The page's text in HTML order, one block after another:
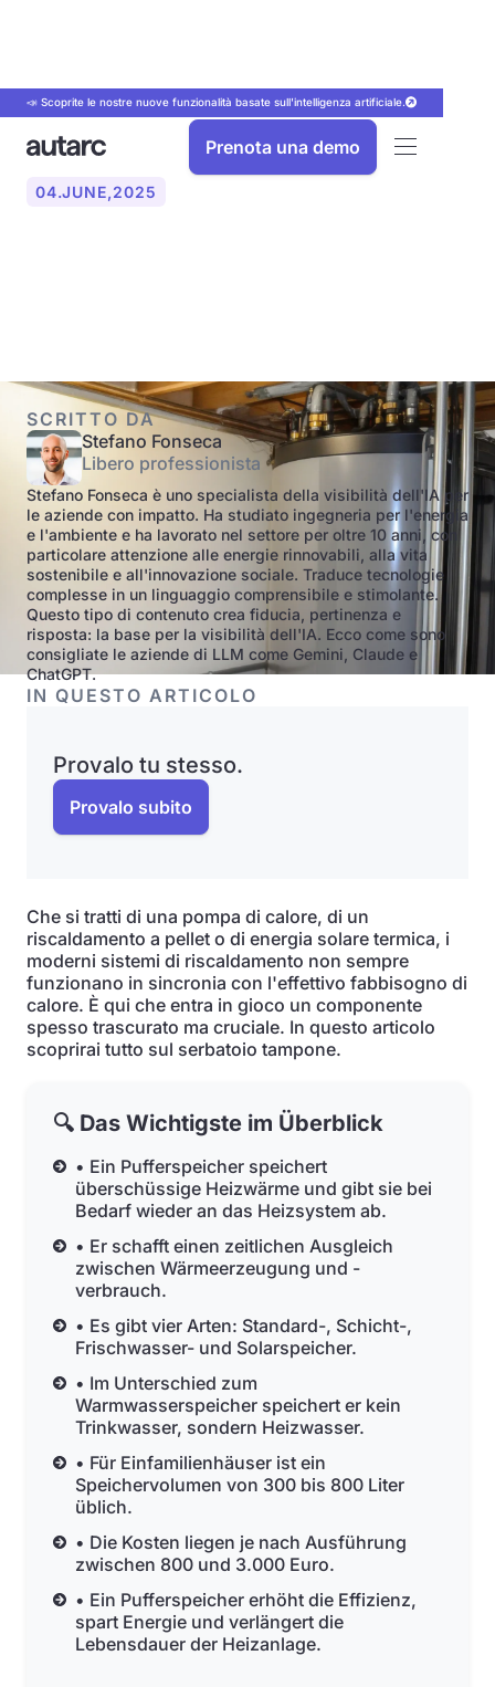
📣 Scoprite le nostre nuove funzionalità basate sull'intelligenza artificiale.
Prenota una demo
04.JUNE,2025
SCRITTO DA
Stefano Fonseca
Libero professionista
Stefano Fonseca è uno specialista della visibilità dell'IA per
le aziende con impatto. Ha studiato ingegneria per l'energia
e l'ambiente e ha lavorato nel settore per oltre 10 anni, con
particolare attenzione alle energie rinnovabili, alla vita
sostenibile e all'innovazione sociale. Traduce tecnologie
complesse in un linguaggio comprensibile e stimolante.
Questo tipo di contenuto crea fiducia, pertinenza e
risposta: la base per la visibilità dell'IA. Ecco come sono
consigliate le aziende di LLM come Gemini, Claude e
ChatGPT.
IN QUESTO ARTICOLO
Provalo tu stesso.
Provalo subito
Che si tratti di una pompa di calore, di un
riscaldamento a pellet o di energia solare termica, i
moderni sistemi di riscaldamento non sempre
funzionano in sincronia con l'effettivo fabbisogno di
calore. È qui che entra in gioco un componente
spesso trascurato ma cruciale. In questo articolo
scoprirai tutto sul serbatoio tampone.
🔍 Das Wichtigste im Überblick
• Ein Pufferspeicher speichert
überschüssige Heizwärme und gibt sie bei
Bedarf wieder an das Heizsystem ab.
• Er schafft einen zeitlichen Ausgleich
zwischen Wärmeerzeugung und -
verbrauch.
• Es gibt vier Arten: Standard-, Schicht-,
Frischwasser- und Solarspeicher.
• Im Unterschied zum
Warmwasserspeicher speichert er kein
Trinkwasser, sondern Heizwasser.
• Für Einfamilienhäuser ist ein
Speichervolumen von 300 bis 800 Liter
üblich.
• Die Kosten liegen je nach Ausführung
zwischen 800 und 3.000 Euro.
• Ein Pufferspeicher erhöht die Effizienz,
spart Energie und verlängert die
Lebensdauer der Heizanlage.